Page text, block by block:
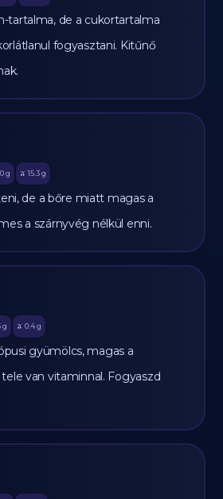
tartalma, de a cukortartalma
fogyasztani. Kitűnő
0g 🫒 15.3 g
de a bőre miatt magas a
a szárnyvég nélkül enni.
g 🫒 0.4 g
gyümölcs, magas a
van vitaminnal. Fogyaszd